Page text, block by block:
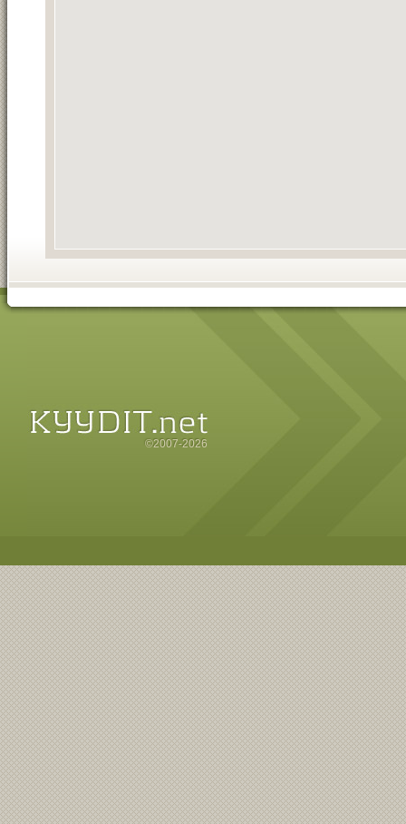
©2007-2026